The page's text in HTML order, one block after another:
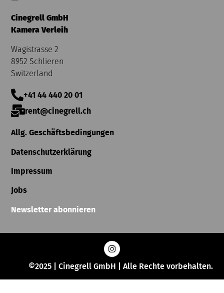
Cinegrell GmbH
Kamera Verleih
Wagistrasse 2
8952 Schlieren
Switzerland
+41 44 440 20 01
rent@cinegrell.ch
Allg. Geschäftsbedingungen
Datenschutzerklärung
Impressum
Jobs
Newsletter abonnieren
©2025 | Cinegrell GmbH | Alle Rechte vorbehalten.